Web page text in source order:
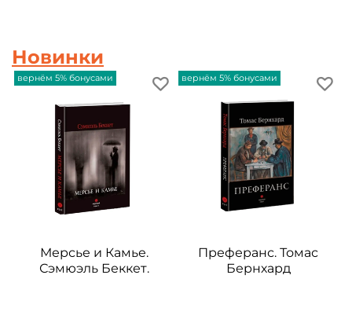
Новинки
вернём 5% бонусами
Мерсье и Камье.
Сэмюэль Беккет.
вернём 5% бонусами
Преферанс. Томас
Бернхард